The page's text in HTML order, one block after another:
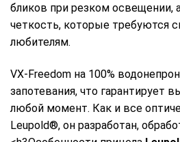
бликов при резком освещении,
четкость, которые требуются
любителям.
VX-Freedom на 100%
запотевания, что гарантирует
любой момент. Как и все
Leupold®, он разработан,